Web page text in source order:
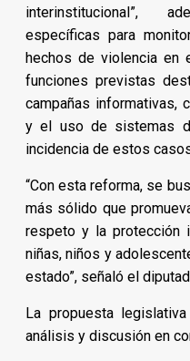
interinstitucional”,
específicas para
hechos de violencia en
funciones previstas
campañas informativas,
y el uso de sistemas
incidencia de estos
“Con esta reforma, se
más sólido que
respeto y la protección
niñas, niños y
estado”, señaló el
La propuesta
análisis y discusión en